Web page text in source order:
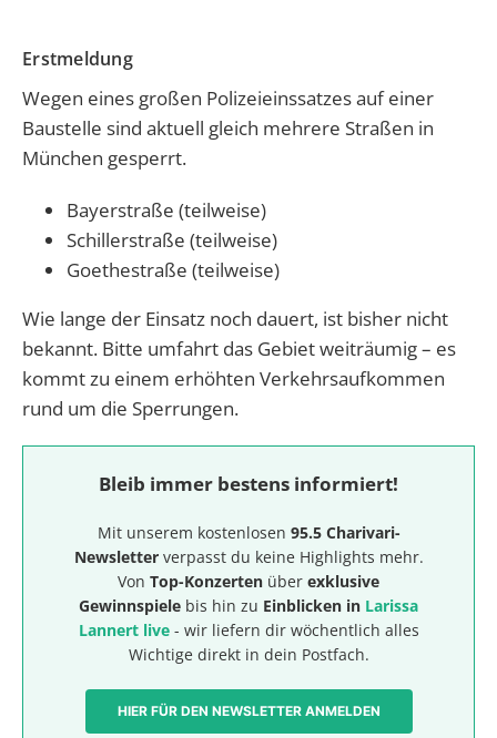
Erstmeldung
Wegen eines großen Polizeieinssatzes auf einer
Baustelle sind aktuell gleich mehrere Straßen in
München gesperrt.
Bayerstraße (teilweise)
Schillerstraße (teilweise)
Goethestraße (teilweise)
Wie lange der Einsatz noch dauert, ist bisher nicht
bekannt. Bitte umfahrt das Gebiet weiträumig – es
kommt zu einem erhöhten Verkehrsaufkommen
rund um die Sperrungen.
Bleib immer bestens informiert!
Mit unserem kostenlosen 95.5 Charivari-
Newsletterverpasst du keine Highlights mehr.
Von Top-Konzerten über exklusive
Gewinnspiele bis hin zu Einblicken in Larissa
Lannert live- wir liefern dir wöchentlich alles
Wichtige direkt in dein Postfach.
HIER FÜR DEN NEWSLETTER ANMELDEN